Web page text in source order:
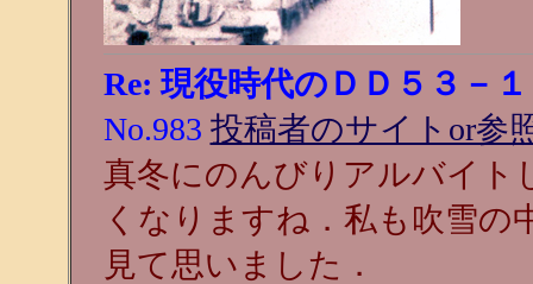
Re: 現役時代のＤＤ５３－１
No.983 投稿者のサイトor参
真冬にのんびりアルバイト
くなりますね．私も吹雪の
見て思いました．